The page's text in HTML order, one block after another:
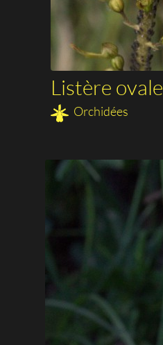
Listère ovale
Orchidées